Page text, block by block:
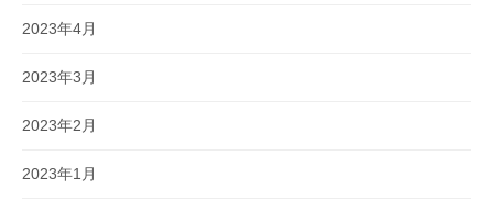
2023年4月
2023年3月
2023年2月
2023年1月